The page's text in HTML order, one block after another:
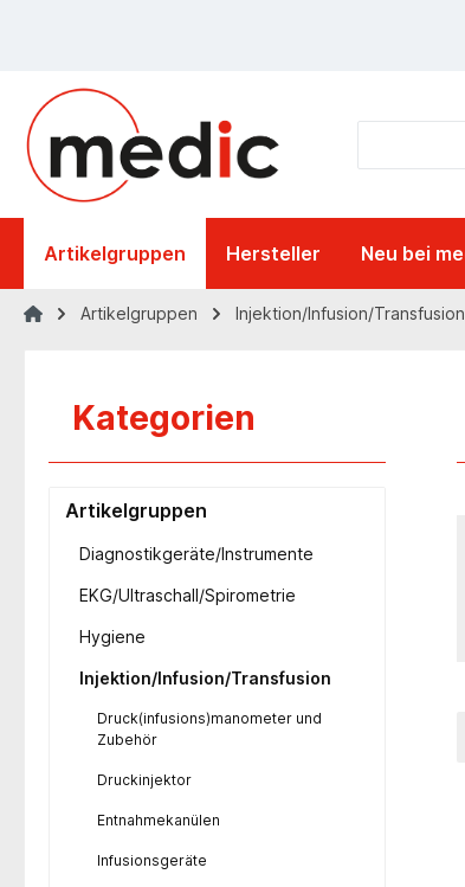
Artikelgruppen Hersteller Neu bei
Artikelgruppen Injektion/Infusion/Transfusion
Kategorien
Artikelgruppen
Diagnostikgeräte/Instrumente
EKG/Ultraschall/Spirometrie
Hygiene
Injektion/Infusion/Transfusion
Druck(infusions)manometer und
Zubehör
Druckinjektor
Entnahmekanülen
Infusionsgeräte